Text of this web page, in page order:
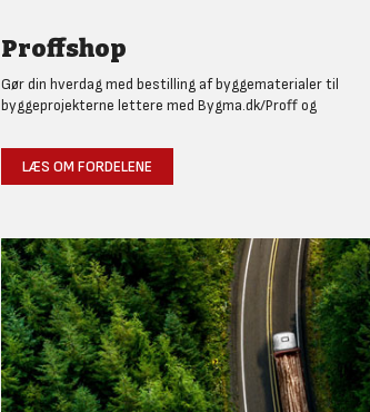
Proffshop
Gør din hverdag med bestilling af byggematerialer til
byggeprojekterne lettere med Bygma.dk/Proff og
LÆS OM FORDELENE